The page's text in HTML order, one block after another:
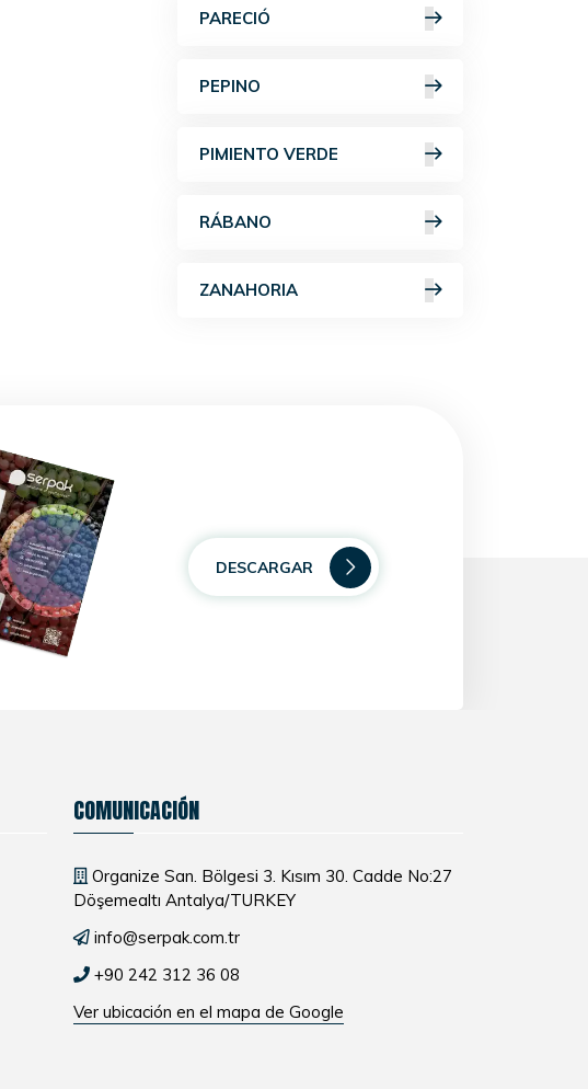
PARECIÓ
PEPINO
PIMIENTO VERDE
RÁBANO
ZANAHORIA
DESCARGAR
COMUNICACIÓN
Organize San. Bölgesi 3. Kısım 30. Cadde No:27
Döşemealtı Antalya/TURKEY
info@serpak.com.tr
+90 242 312 36 08
Ver ubicación en el mapa de Google